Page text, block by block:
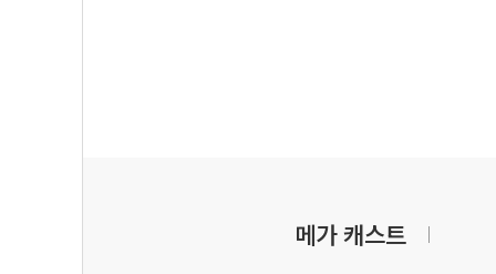
메가 캐스트